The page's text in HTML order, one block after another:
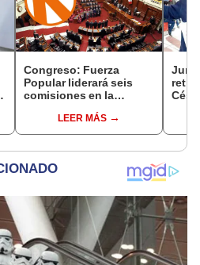
Congreso: Fuerza
Popular liderará seis
comisiones en la
LEER MÁS